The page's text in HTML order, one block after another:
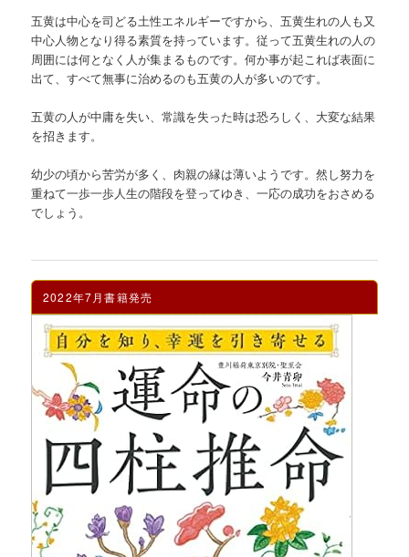
五黄は中心を司どる土性エネルギーですから、五黄生れの人も又
中心人物となり得る素質を持っています。従って五黄生れの人の
周囲には何となく人が集まるものです。何か事が起これば表面に
出て、すべて無事に治めるのも五黄の人が多いのです。
五黄の人が中庸を失い、常識を失った時は恐ろしく、大変な結果
を招きます。
幼少の頃から苦労が多く、肉親の縁は薄いようです。然し努力を
重ねて一歩一歩人生の階段を登ってゆき、一応の成功をおさめる
でしょう。
2022年7月書籍発売